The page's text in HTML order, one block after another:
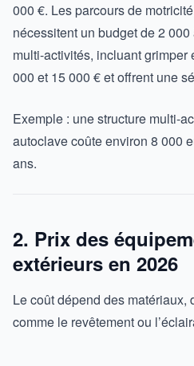
000 €. Les parcours de
nécessitent un budget de 2
multi-activités, incluant grimper
000 et 15 000 € et offrent une
Exemple : une structure multi-
autoclave coûte environ 8 000
ans.
2. Prix des
extérieurs en 2026
Le coût dépend des matériaux,
comme le revêtement ou